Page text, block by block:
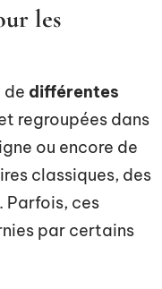
les
de différentes
regroupées dans
ou encore de
classiques, des
Parfois, ces
par certains